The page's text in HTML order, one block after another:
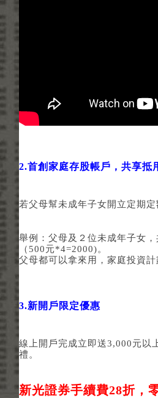
2.首創家庭存股帳戶，共享抵
若父母幫未成年子女開立定期
舉例：父母及２位未成年子女
（500元*4=2000)。
父母都可以拿來用，家庭投資計
3.新開戶限定優惠
線上開戶完成立即送3,000元以
禮。
新光證券手續費28折，